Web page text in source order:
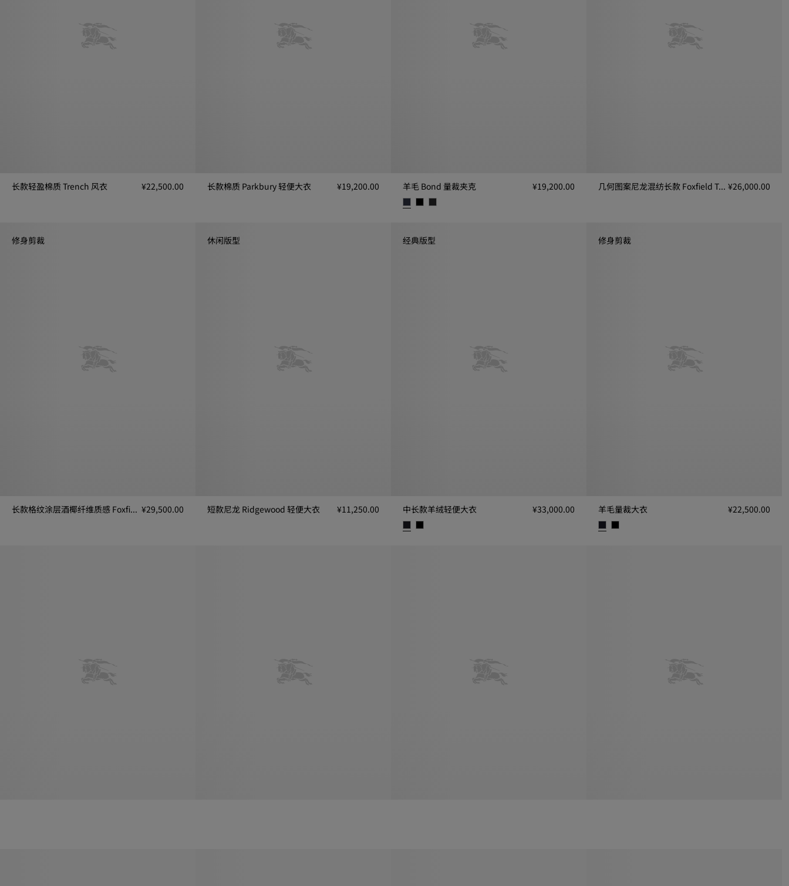
长款轻盈棉质 Trench 风衣
¥22,500.00
长款棉质 Parkbury 轻便大衣
¥19,200.00
羊毛 Bond 量裁夹克 ¥19,200.00 几何图案尼龙混纺长款 Foxfield Trench 风衣 ¥26,000.00
修身剪裁
长款格纹涂层酒椰纤维质感 Foxfield Trench 风衣 ¥29,500.00
休闲版型
短款尼龙 Ridgewood 轻便大衣
¥11,250.00
经典版型
中长款羊绒轻便大衣 ¥33,000.00
修身剪裁
羊毛量裁大衣 ¥22,500.00